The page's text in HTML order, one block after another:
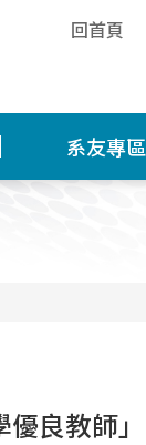
回首頁
系友專區
良教師」